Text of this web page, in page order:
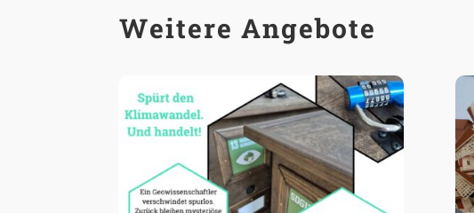
Weitere Angebote